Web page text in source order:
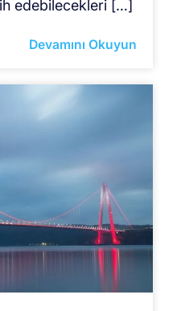
edebilecekleri […]
Devamını Okuyun